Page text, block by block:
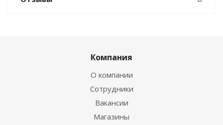
Компания
О компании
Сотрудники
Вакансии
Магазины